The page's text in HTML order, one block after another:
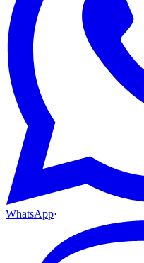
WhatsApp·